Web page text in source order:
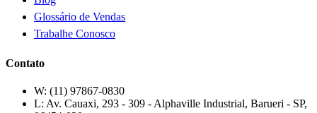
Glossário de Vendas
Trabalhe Conosco
Contato
W: (11) 97867-0830
L: Av. Cauaxi, 293 - 309 - Alphaville Industrial, Barueri - SP,